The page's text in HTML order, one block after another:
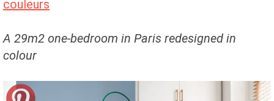
couleurs
A 29m2 one-bedroom in Paris redesigned in
colour